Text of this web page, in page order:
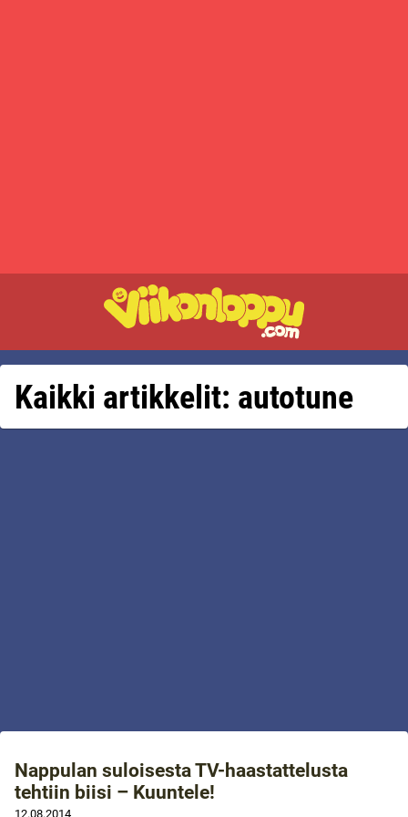
Kaikki artikkelit: autotune
Nappulan suloisesta TV-haastattelusta
tehtiin biisi – Kuuntele!
12.08.2014